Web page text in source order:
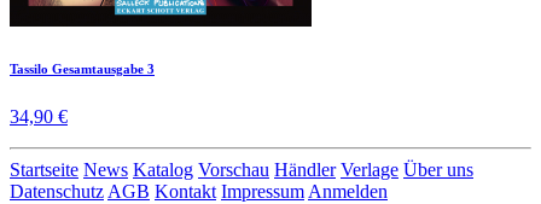
Tassilo Gesamtausgabe 3
34,90 €
Startseite News Katalog Vorschau Händler Verlage Über uns
Datenschutz AGB Kontakt Impressum Anmelden